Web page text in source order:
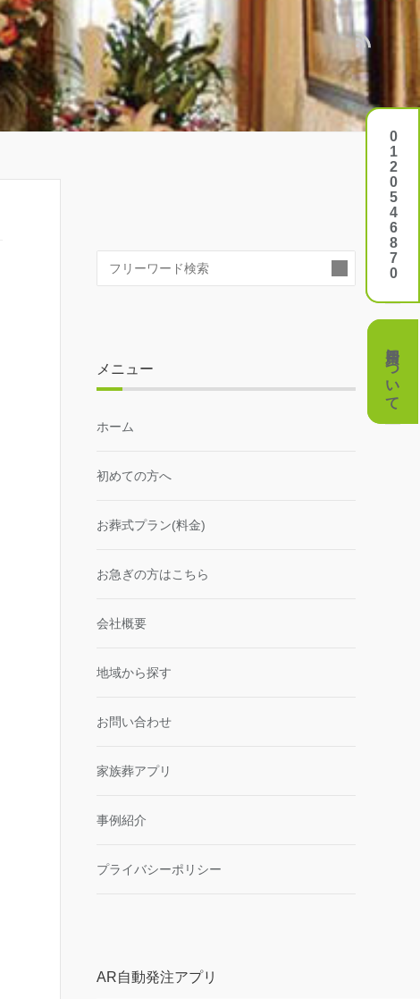
0120546870
費用について
メニュー
ホーム
初めての方へ
お葬式プラン(料金)
お急ぎの方はこちら
会社概要
地域から探す
お問い合わせ
家族葬アプリ
事例紹介
プライバシーポリシー
AR自動発注アプリ
0120546870
費用について